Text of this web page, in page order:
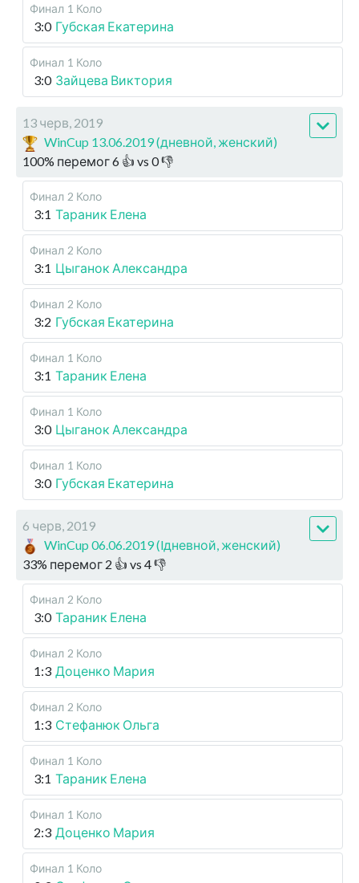
Финал 1 Коло
3:0 Губская Екатерина
Финал 1 Коло
3:0 Зайцева Виктория
13 черв, 2019
WinCup 13.06.2019 (дневной, женский)
100% перемог6 👍 vs 0👎
Финал 2 Коло
3:1 Тараник Елена
Финал 2 Коло
3:1 Цыганок Александра
Финал 2 Коло
3:2 Губская Екатерина
Финал 1 Коло
3:1 Тараник Елена
Финал 1 Коло
3:0 Цыганок Александра
Финал 1 Коло
3:0 Губская Екатерина
6 черв, 2019
WinCup 06.06.2019 (lдневной, женский)
33% перемог 2 👍 vs 4👎
Финал 2 Коло
3:0 Тараник Елена
Финал 2 Коло
1:3 Доценко Мария
Финал 2 Коло
1:3 Стефанюк Ольга
Финал 1 Коло
3:1 Тараник Елена
Финал 1 Коло
2:3 Доценко Мария
Финал 1 Коло